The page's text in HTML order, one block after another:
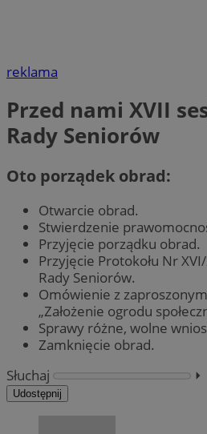
reklama
Przed nami XVII
Rady Seniorów
Oto porządek obrad:
Otwarcie obrad.
Stwierdzenie
Przyjęcie porządku obrad.
Przyjęcie Protokołu Nr
Rady Seniorów.
Omówienie z
„Założenie ogrodu
Sprawy różne, wolne
Zamknięcie obrad.
Słuchaj
⏵︎
Udostępnij